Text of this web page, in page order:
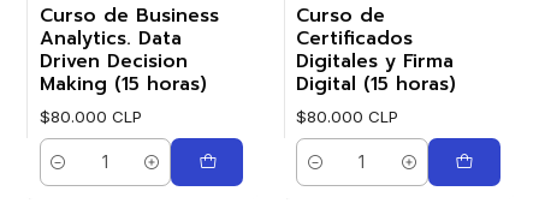
Curso de Business
Analytics. Data
Driven Decision
Making (15 horas)
$80.000 CLP
Cantidad
Curso de
Certificados
Digitales y Firma
Digital (15 horas)
$80.000 CLP
Cantidad